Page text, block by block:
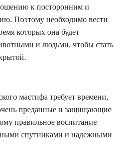
к посторонним и
Поэтому необходимо вести
которых она будет
и людьми, чтобы стать
мастифа требует времени,
преданные и защищающие
правильное воспитание
спутниками и надежными